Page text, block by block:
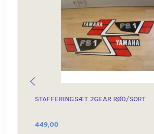
STAFFERINGSÆT 2GEAR RØD/SORT
449,00